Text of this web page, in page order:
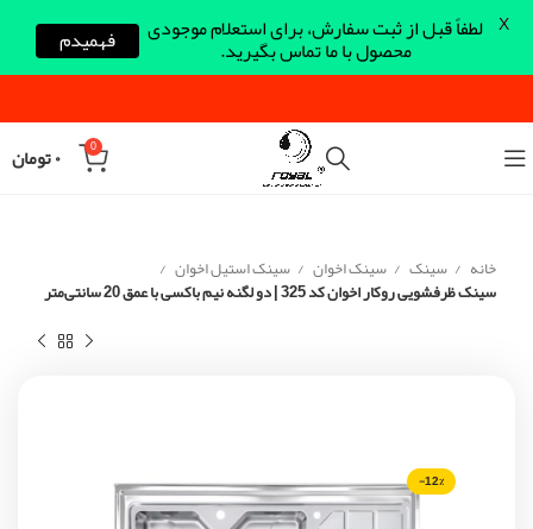
0 ۰تومان
خانه سینک سینک اخوان سینک استیل اخوان
سینک ظرفشویی روکار اخوان کد 325 | دو لگنه نیم باکسی با عمق 20 سانتی‌متر
-12%
لطفاً قبل از ثبت سفارش، برای استعلام موجودی
محصول با ما تماس بگیرید. فهمیدم X